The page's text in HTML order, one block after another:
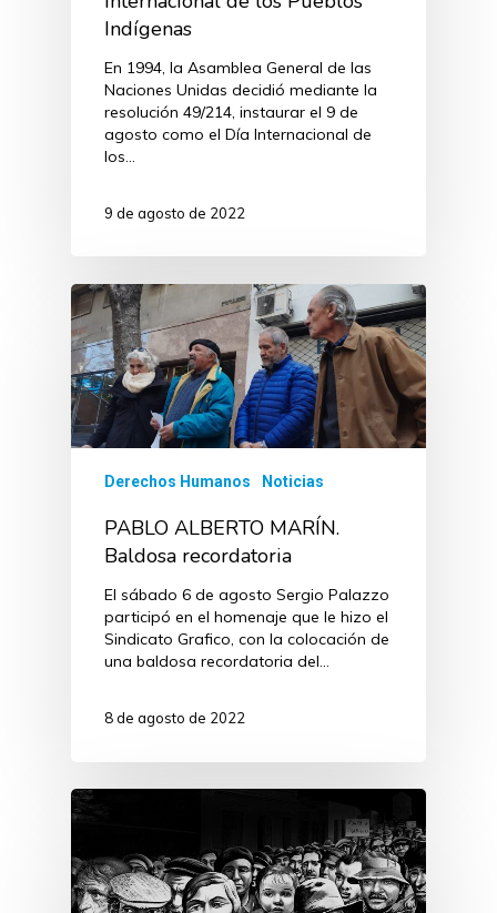
Indígenas
En 1994, la Asamblea General de las
Naciones Unidas decidió mediante la
resolución 49/214, instaurar el 9 de
agosto como el Día Internacional de
los…
9 de agosto de 2022
Derechos Humanos Noticias
PABLO ALBERTO MARÍN.
Baldosa recordatoria
El sábado 6 de agosto Sergio Palazzo
participó en el homenaje que le hizo el
Sindicato Grafico, con la colocación de
una baldosa recordatoria del…
8 de agosto de 2022